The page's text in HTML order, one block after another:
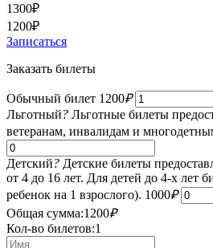
1300₽
1200₽
Записаться
Заказать билеты
Обычный билет 1200₽
Льготный? Льготные билеты
ветеранам, инвалидам и
Детский? Детские билеты
от 4 до 16 лет. Для детей до 4-х лет
ребенок на 1 взрослого). 1000₽
Общая сумма:1200₽
Кол-во билетов:1